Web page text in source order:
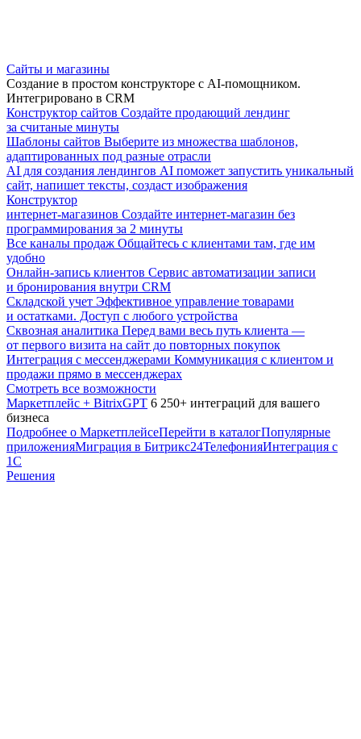
Сайты и магазины
Создание в простом конструкторе с AI-помощником.
Интегрировано в CRM
Конструктор сайтов Создайте продающий лендинг
за считаные минуты
Шаблоны сайтов Выберите из множества шаблонов,
адаптированных под разные отрасли
AI для создания лендингов AI поможет запустить уникальный
сайт, напишет тексты, создаст изображения
Конструктор
интернет-магазинов Создайте интернет-магазин без
программирования за 2 минуты
Все каналы продаж Общайтесь с клиентами там, где им
удобно
Онлайн-запись клиентов Сервис автоматизации записи
и бронирования внутри CRM
Складской учет Эффективное управление товарами
и остатками. Доступ с любого устройства
Сквозная аналитика Перед вами весь путь клиента —
от первого визита на сайт до повторных покупок
Интеграция с мессенджерами Коммуникация с клиентом и
продажи прямо в мессенджерах
Смотреть все возможности
Маркетплейс + BitrixGPT 6 250+ интеграций для вашего
бизнеса
Подробнее о МаркетплейсеПерейти в каталогПопулярные
приложенияМиграция в Битрикс24ТелефонияИнтеграция с
1С
Решения